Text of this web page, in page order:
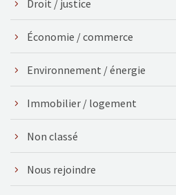
Droit / justice
Économie / commerce
Environnement / énergie
Immobilier / logement
Non classé
Nous rejoindre